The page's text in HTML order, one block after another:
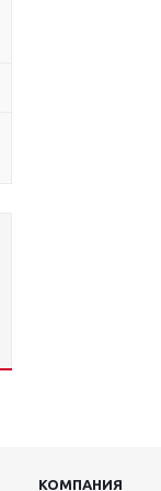
КОМПАНИЯ